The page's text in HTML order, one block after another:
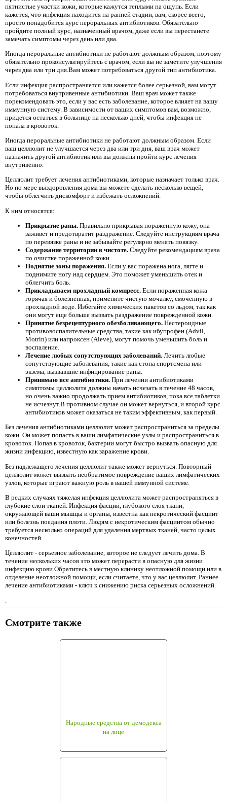
пятнистые участки кожи, которые кажутся теплыми на ощупь. Если
кажется, что инфекция находится на ранней стадии, вам, скорее всего,
просто понадобится курс пероральных антибиотиков. Обязательно
пройдите полный курс, назначенный врачом, даже если вы перестанете
замечать симптомы через день или два.
Иногда пероральные антибиотики не работают должным образом, поэтому
обязательно проконсультируйтесь с врачом, если вы не заметите улучшения
через два или три дня.Вам может потребоваться другой тип антибиотика.
Если инфекция распространяется или кажется более серьезной, вам могут
потребоваться внутривенные антибиотики. Ваш врач может также
порекомендовать это, если у вас есть заболевание, которое влияет на вашу
иммунную систему. В зависимости от ваших симптомов вам, возможно,
придется остаться в больнице на несколько дней, чтобы инфекция не
попала в кровоток.
Иногда пероральные антибиотики не работают должным образом. Если
ваш целлюлит не улучшается через два или три дня, ваш врач может
назначить другой антибиотик или вы должны пройти курс лечения
внутривенно.
Целлюлит требует лечения антибиотиками, которые назначает только врач.
Но по мере выздоровления дома вы можете сделать несколько вещей,
чтобы облегчить дискомфорт и избежать осложнений.
К ним относятся:
Прикрытие раны. Правильно прикрывая пораженную кожу, она
заживет и предотвратит раздражение. Следуйте инструкциям врача
по перевязке раны и не забывайте регулярно менять повязку.
Содержание территории в чистоте. Следуйте рекомендациям врача
по очистке пораженной кожи.
Поднятие зоны поражения. Если у вас поражена нога, лягте и
поднимите ногу над сердцем. Это поможет уменьшить отек и
облегчить боль.
Прикладываем прохладный компресс. Если пораженная кожа
горячая и болезненная, примените чистую мочалку, смоченную в
прохладной воде. Избегайте химических пакетов со льдом, так как
они могут еще больше вызвать раздражение поврежденной кожи.
Принятие безрецептурного обезболивающего. Нестероидные
противовоспалительные средства, такие как ибупрофен (Advil,
Motrin) или напроксен (Aleve), могут помочь уменьшить боль и
воспаление.
Лечение любых сопутствующих заболеваний. Лечить любые
сопутствующие заболевания, такие как стопа спортсмена или
экзема, вызвавшие инфицирование раны.
Принимаю все антибиотики. При лечении антибиотиками
симптомы целлюлита должны начать исчезать в течение 48 часов,
но очень важно продолжать прием антибиотиков, пока все таблетки
не исчезнут.В противном случае он может вернуться, и второй курс
антибиотиков может оказаться не таким эффективным, как первый.
Без лечения антибиотиками целлюлит может распространиться за пределы
кожи. Он может попасть в ваши лимфатические узлы и распространиться в
кровоток. Попав в кровоток, бактерии могут быстро вызвать опасную для
жизни инфекцию, известную как заражение крови.
Без надлежащего лечения целлюлит также может вернуться. Повторный
целлюлит может вызвать необратимое повреждение ваших лимфатических
узлов, которые играют важную роль в вашей иммунной системе.
В редких случаях тяжелая инфекция целлюлита может распространяться в
глубокие слои тканей. Инфекция фасции, глубокого слоя ткани,
окружающей ваши мышцы и органы, известна как некротический фасциит
или болезнь поедания плоти. Людям с некротическим фасциитом обычно
требуется несколько операций для удаления мертвых тканей, часто целых
конечностей.
Целлюлит - серьезное заболевание, которое не следует лечить дома. В
течение нескольких часов это может перерасти в опасную для жизни
инфекцию крови.Обратитесь в местную клинику неотложной помощи или в
отделение неотложной помощи, если считаете, что у вас целлюлит. Раннее
лечение антибиотиками - ключ к снижению риска серьезных осложнений.
Смотрите также
Народные средства от демодекса
на лице